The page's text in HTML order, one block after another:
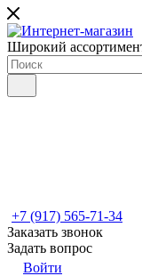
Широкий
+7 (917) 565-71-34
Заказать звонок
Задать вопрос
Войти